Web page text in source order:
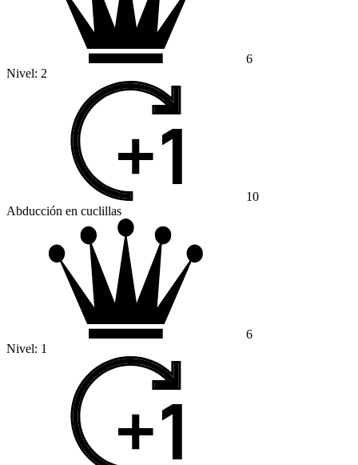
6
Nivel: 2
10
Abducción en cuclillas
6
Nivel: 1